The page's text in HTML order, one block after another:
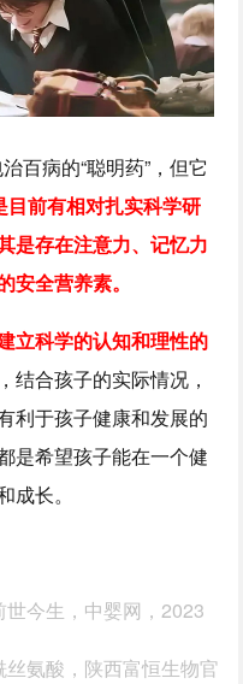
百病的“聪明药”，但它
目前有相对扎实科学研
是存在注意力、记忆力
安全营养素。
立科学的认知和理性的
结合孩子的实际情况，
利于孩子健康和发展的
是希望孩子能在一个健
长。
世今生，中婴网，2023
氨酸，陕西富恒生物官